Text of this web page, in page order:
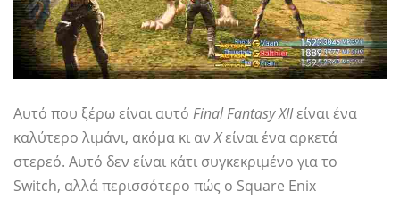
Αυτό που ξέρω είναι αυτό Final Fantasy XIIείναι ένα
καλύτερο λιμάνι, ακόμα κι ανΧείναι ένα αρκετά
στερεό. Αυτό δεν είναι κάτι συγκεκριμένο για το
Switch, αλλά περισσότερο πώς ο Square Enix